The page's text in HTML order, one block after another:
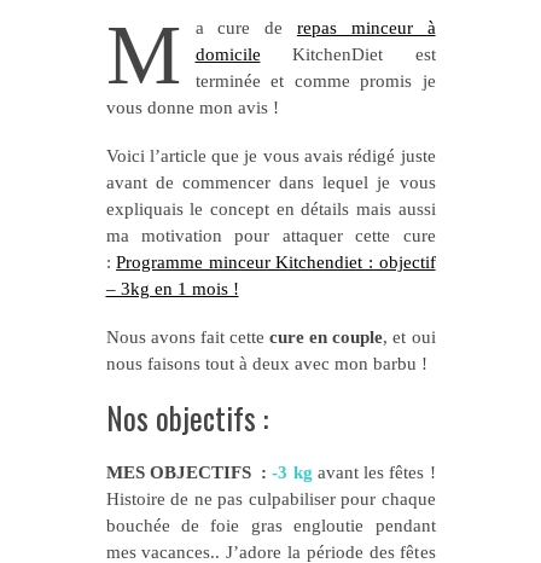
M a cure de repas minceur à
domicile KitchenDiet est
terminée et comme promis je
vous donne mon avis !
Voici l’article que je vous avais rédigé juste
avant de commencer dans lequel je vous
expliquais le concept en détails mais aussi
ma motivation pour attaquer cette cure
:Programme minceur Kitchendiet : objectif
– 3kg en 1 mois !
Nous avons fait cette cure en couple, et oui
nous faisons tout à deux avec mon barbu !
Nos objectifs :
MES OBJECTIFS :-3 kg avant les fêtes !
Histoire de ne pas culpabiliser pour chaque
bouchée de foie gras engloutie pendant
mes vacances.. J’adore la période des fêtes